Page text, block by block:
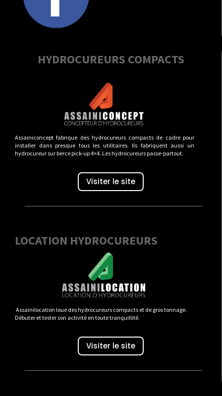
HYDROCUREURS COMPACTS
Assainiconcept fabrique des hydrocureurs compacts de cadre pour
installer dans presque tous les utilitaires. Ils fabriquent aussi un
hydrocureur sur berce pick-up 4×4. Les hydrocureurs passe-partout.
Visiter le site
LOCATION HYDROCUREURS
Assainilocation loue des hydrocureurs compacts et de gros tonnage.
Débuter et tester son activité en toute tranquillité.
Visiter le site